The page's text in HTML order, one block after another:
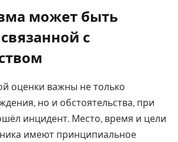
может быть
с
оценки важны не только
но и обстоятельства, при
инцидент. Место, время и цели
имеют принципиальное